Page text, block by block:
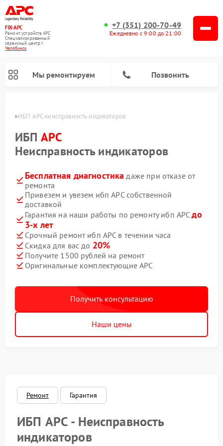
FIX-APC
Ремонт устройств APC
Специализированный
cервисный центр г.
Челябинск
+7 (351) 200-70-49
Ежедневно с 9:00 до 21:00
Мы ремонтируем Позвонить
ИБП APC неисправность индикаторов
ИБП APC
Неисправность индикаторов
Бесплатная диагностика даже при отказе от
ремонта
Привезем и увезем ибп APC собственной
доставкой
Гарантия на наши работы по ремонту ибп APCдо
3-х лет
Срочный ремонт ибп APC в течении часа
Скидка для вас до 20%
Получите 1500 рублей на ремонт
Оригинальные комплектующие APC
Получить консультацию
Наши цены
Ремонт Гарантия
ИБП APC - Неисправность
индикаторов